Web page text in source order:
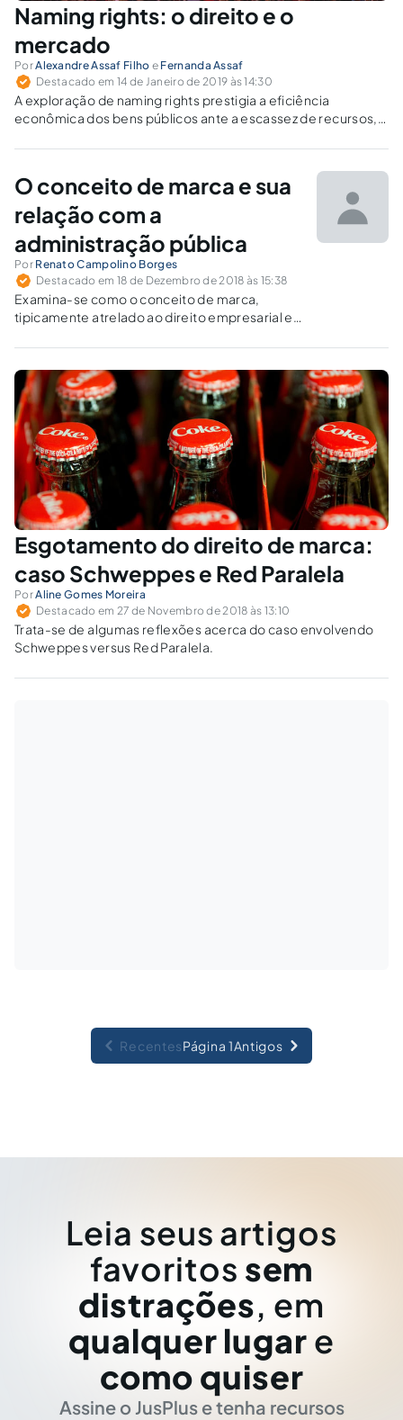
Naming rights: o direito e o
mercado
PorAlexandre Assaf Filho e Fernanda Assaf
Destacado em 14 de Janeiro de 2019 às 14:30
A exploração de naming rights prestigia a eficiência
econômica dos bens públicos ante a escassez de recursos,
interesses coletivos.
O conceito de marca e sua
relação com a
administração pública
Por Renato Campolino Borges
Destacado em 18 de Dezembro de 2018 às 15:38
Examina-se como o conceito de marca,
tipicamente atrelado ao direito empresarial e
pode ser atrelado à administração pública.
Esgotamento do direito de marca:
caso Schweppes e Red Paralela
PorAline Gomes Moreira
Destacado em 27 de Novembro de 2018 às 13:10
Trata-se de algumas reflexões acerca do caso envolvendo
Schweppes versus Red Paralela.
RecentesPágina 1Antigos
Leia seus artigos
favoritos sem
distrações, em
qualquer lugar e
como quiser
Assine o JusPlus e tenha recursos